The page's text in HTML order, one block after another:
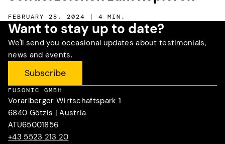
FEBRUARY 28, 2024 | 4 MIN.
Want to stay up to date?
We'll send you occasional updates about testimonials,
news and events.
Subscribe
FUSONIC GMBH
Vorarlberger Wirtschaftspark 1
6840 Götzis | Austria
ATU65001856
+43 5523 213 20